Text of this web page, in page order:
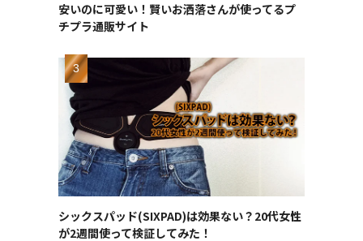
安いのに可愛い！賢いお洒落さんが使ってるプ
チプラ通販サイト
シックスパッド(SIXPAD)は効果ない？20代女性
が2週間使って検証してみた！